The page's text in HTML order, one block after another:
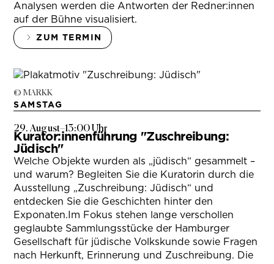
Analysen werden die Antworten der Redner:innen
auf der Bühne visualisiert.
ZUM TERMIN
© MARKK
SAMSTAG
29. August–13:00 Uhr
Kurator:innenführung "Zuschreibung:
Jüdisch"
Welche Objekte wurden als „jüdisch“ gesammelt –
und warum? Begleiten Sie die Kuratorin durch die
Ausstellung „Zuschreibung: Jüdisch“ und
entdecken Sie die Geschichten hinter den
Exponaten.Im Fokus stehen lange verschollen
geglaubte Sammlungsstücke der Hamburger
Gesellschaft für jüdische Volkskunde sowie Fragen
nach Herkunft, Erinnerung und Zuschreibung. Die